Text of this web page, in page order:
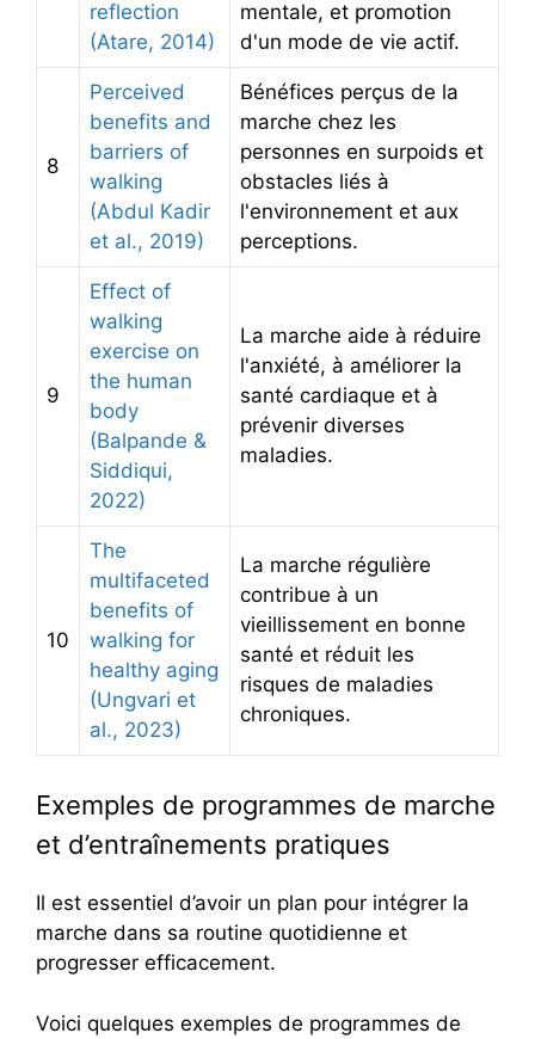
reflection
(Atare, 2014)
mentale, et promotion
d'un mode de vie actif.
8
Perceived
benefits and
barriers of
walking
(Abdul Kadir
et al., 2019)
Bénéfices perçus de la
marche chez les
personnes en surpoids et
obstacles liés à
l'environnement et aux
perceptions.
9
Effect of
walking
exercise on
the human
body
(Balpande &
Siddiqui,
2022)
La marche aide à réduire
l'anxiété, à améliorer la
santé cardiaque et à
prévenir diverses
maladies.
10
The
multifaceted
benefits of
walking for
healthy aging
(Ungvari et
al., 2023)
La marche régulière
contribue à un
vieillissement en bonne
santé et réduit les
risques de maladies
chroniques.
Exemples de programmes de marche
et d’entraînements pratiques
Il est essentiel d’avoir un plan pour intégrer la
marche dans sa routine quotidienne et
progresser efficacement.
Voici quelques exemples de programmes de